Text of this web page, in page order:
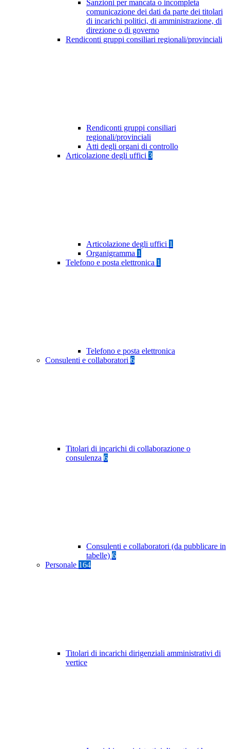
Sanzioni per mancata o incompleta
comunicazione dei dati da parte dei titolari
di incarichi politici, di amministrazione, di
direzione o di governo
Rendiconti gruppi consiliari regionali/provinciali
Rendiconti gruppi consiliari
regionali/provinciali
Atti degli organi di controllo
Articolazione degli uffici 3
Articolazione degli uffici 1
Organigramma 1
Telefono e posta elettronica 1
Telefono e posta elettronica
Consulenti e collaboratori 6
Titolari di incarichi di collaborazione o
consulenza 6
Consulenti e collaboratori (da pubblicare in
tabelle) 6
Personale 164
Titolari di incarichi dirigenziali amministrativi di
vertice